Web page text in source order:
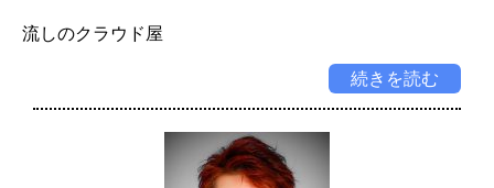
流しのクラウド屋
続きを読む